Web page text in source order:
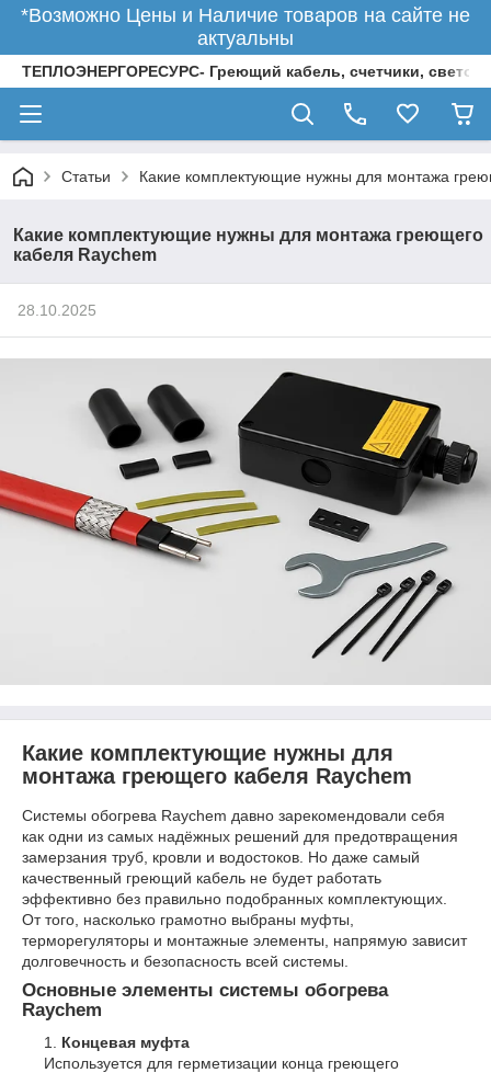
*Возможно Цены и Наличие товаров на сайте не
актуальны
ТЕПЛОЭНЕРГОРЕСУРС- Греющий кабель, счетчики,
Статьи Какие комплектующие нужны для монтажа
Какие комплектующие нужны для монтажа греющего
кабеля Raychem
28.10.2025
Какие комплектующие нужны для
монтажа греющего кабеля Raychem
Системы обогрева Raychem давно зарекомендовали себя
как одни из самых надёжных решений для предотвращения
замерзания труб, кровли и водостоков. Но даже самый
качественный греющий кабель не будет работать
эффективно без правильно подобранных комплектующих.
От того, насколько грамотно выбраны муфты,
терморегуляторы и монтажные элементы, напрямую зависит
долговечность и безопасность всей системы.
Основные элементы системы обогрева
Raychem
Концевая муфта
Используется для герметизации конца греющего